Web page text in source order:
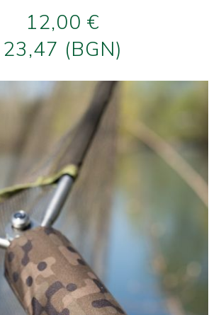
12,00 €
23,47 (BGN)